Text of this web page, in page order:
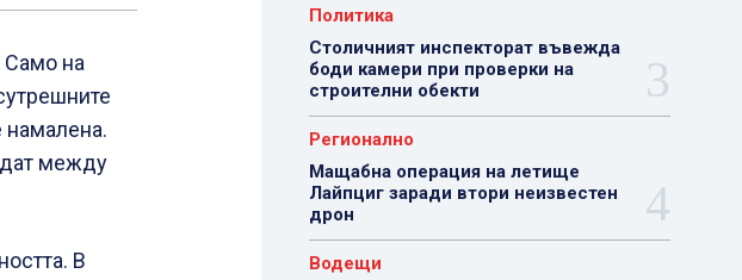
Само на
намалена.
между
В
Политика
Столичният инспекторат въвежда
боди камери при проверки на
строителни обекти
Регионално
Мащабна операция на летище
Лайпциг заради втори неизвестен
дрон
Водещи